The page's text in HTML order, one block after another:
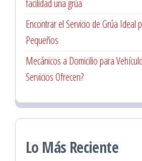
facilidad una grúa
Encontrar el Servicio de Grúa Ideal
Pequeños
Mecánicos a Domicilio para
Servicios Ofrecen?
Lo Más Reciente